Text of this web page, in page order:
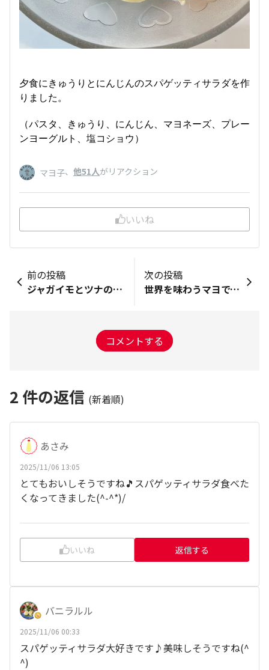
夕食にきゅうりとにんじんのスパゲッティサラダを作
りました。
（パスタ、きゅうり、にんじん、マヨネーズ、プレー
ンヨーグルト、塩コショウ）
マヨ子、 他51人がリアクション
いいね
前の投稿
ジャガイモとツナのカレーマヨサラダ
次の投稿
世界を味わうマヨで、ベーコンステーキ
コメントする
2 件の返信 (新着順)
あさみ
2025/11/06 13:05
とてもおいしそうですね🎵スパゲッティサラダ食べた
くなってきました(^-^*)/
いいね 返信する
バニラルル
2025/11/06 00:33
スパゲッティサラダ大好きです♪美味しそうですね(^
^)